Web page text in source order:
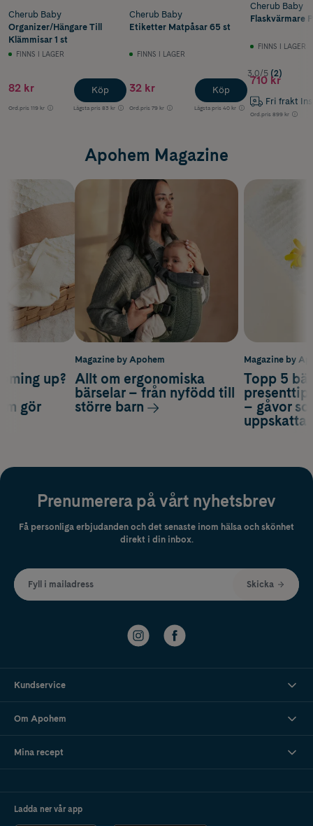
Cherub Baby
Organizer/Hängare Till
Klämmisar 1 st
FINNS I LAGER
82 kr
Ord.pris 119 kr Lägsta pris 83 kr
Köp
Cherub Baby
Etiketter Matpåsar 65 st
FINNS I LAGER
32 kr
Ord.pris 79 kr Lägsta pris 40 kr
Köp
Cherub Baby
Flaskvärmare
FINNS I LAGER
3.0/5 (2)
710 kr
Fri frakt
Ord.pris 899 kr
Apohem Magazine
Magazine by
Topp 5
– gåvor
up?
gör
Magazine by Apohem
Allt om ergonomiska
bärselar – från nyfödd till
större barn
Prenumerera på vårt nyhetsbrev
Få personliga erbjudanden och det senaste inom hälsa och skönhet
direkt i din inbox.
Fyll i mailadress Skicka
Kundservice
Om Apohem
Mina recept
Ladda ner vår app